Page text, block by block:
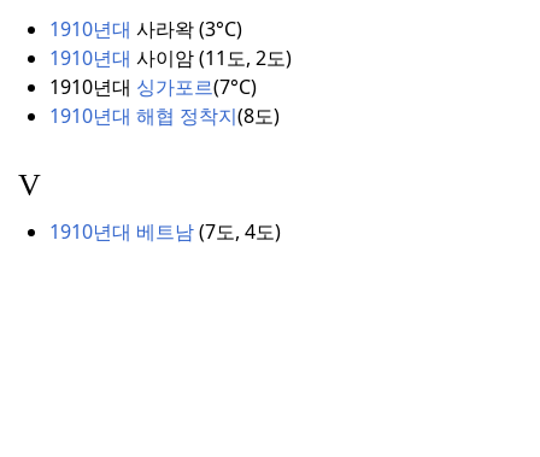
1910년대 사라왁 (3°C)
1910년대 사이암 (11도, 2도)
1910년대 싱가포르(7°C)
1910년대 해협 정착지(8도)
V
1910년대 베트남(7도, 4도)